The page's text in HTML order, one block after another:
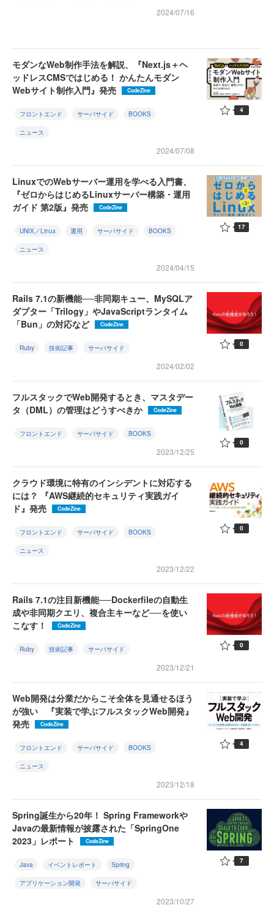
2024/07/16
モダンなWeb制作手法を解説、『Next.js＋ヘ
ッドレスCMSではじめる！ かんたんモダン
Webサイト制作入門』発売
CodeZine
フロントエンド サーバサイド BOOKS
ニュース
2024/07/08
4
LinuxでのWebサーバー運用を学べる入門書、
『ゼロからはじめるLinuxサーバー構築・運用
ガイド 第2版』発売
CodeZine
UNIX／Linux 運用 サーバサイド BOOKS
ニュース
2024/04/15
17
Rails 7.1の新機能──非同期キュー、MySQLア
ダプター「Trilogy」やJavaScriptランタイム
「Bun」の対応など
CodeZine
Ruby 技術記事 サーバサイド
2024/02/02
0
フルスタックでWeb開発するとき、マスタデー
タ（DML）の管理はどうすべきか
CodeZine
フロントエンド サーバサイド BOOKS
2023/12/25
0
クラウド環境に特有のインシデントに対応する
には？ 『AWS継続的セキュリティ実践ガイ
ド』発売
CodeZine
フロントエンド サーバサイド BOOKS
ニュース
2023/12/22
0
Rails 7.1の注目新機能──Dockerfileの自動生
成や非同期クエリ、複合主キーなど──を使い
こなす！
CodeZine
Ruby 技術記事 サーバサイド
2023/12/21
0
Web開発は分業だからこそ全体を見通せるほう
が強い 『実装で学ぶフルスタックWeb開発』
発売
CodeZine
フロントエンド サーバサイド BOOKS
ニュース
2023/12/18
4
Spring誕生から20年！ Spring Frameworkや
Javaの最新情報が披露された「SpringOne
2023」レポート
CodeZine
Java イベントレポート Spring
アプリケーション開発 サーバサイド
2023/10/27
7